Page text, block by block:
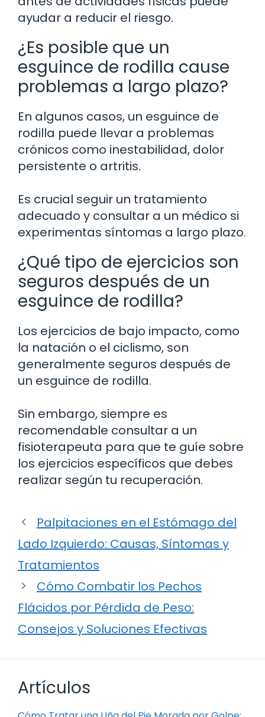
ayudar a reducir el riesgo.
¿Es posible que un
esguince de rodilla cause
problemas a largo plazo?
En algunos casos, un esguince de
rodilla puede llevar a problemas
crónicos como inestabilidad, dolor
persistente o artritis.
Es crucial seguir un tratamiento
adecuado y consultar a un médico si
experimentas síntomas a largo plazo.
¿Qué tipo de ejercicios son
seguros después de un
esguince de rodilla?
Los ejercicios de bajo impacto, como
la natación o el ciclismo, son
generalmente seguros después de
un esguince de rodilla.
Sin embargo, siempre es
recomendable consultar a un
fisioterapeuta para que te guíe sobre
los ejercicios específicos que debes
realizar según tu recuperación.
Palpitaciones en el Estómago del
Lado Izquierdo: Causas, Síntomas y
Tratamientos
Cómo Combatir los Pechos
Flácidos por Pérdida de Peso:
Consejos y Soluciones Efectivas
Artículos